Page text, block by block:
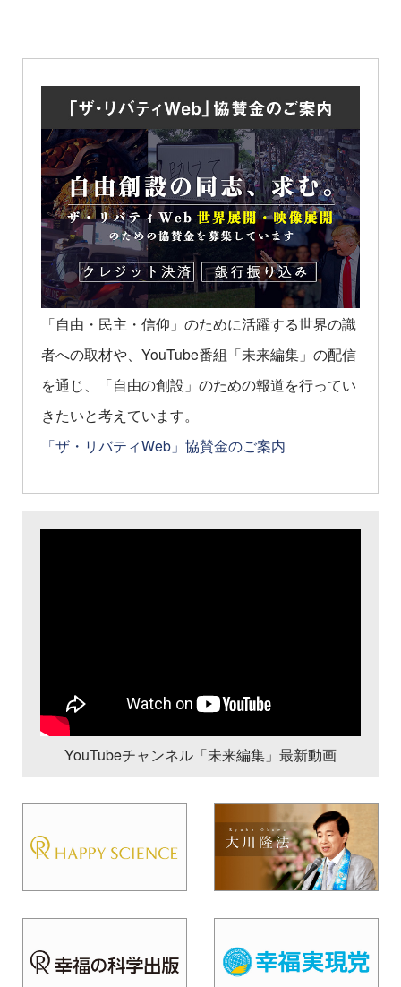
「自由・民主・信仰」のために活躍する世界の識
者への取材や、YouTube番組「未来編集」の配信
を通じ、「自由の創設」のための報道を行ってい
きたいと考えています。
「ザ・リバティWeb」協賛金のご案内
YouTubeチャンネル「未来編集」最新動画